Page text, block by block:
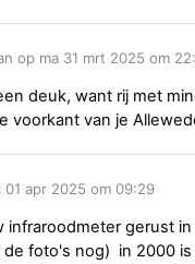
op ma 31 mrt 2025 om
deuk, want rij met
voorkant van je
apr 2025 om 09:29
infraroodmeter gerust
foto's nog) in 2000